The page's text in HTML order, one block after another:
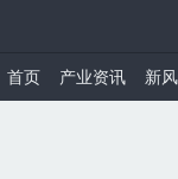
首页 产业资讯 新